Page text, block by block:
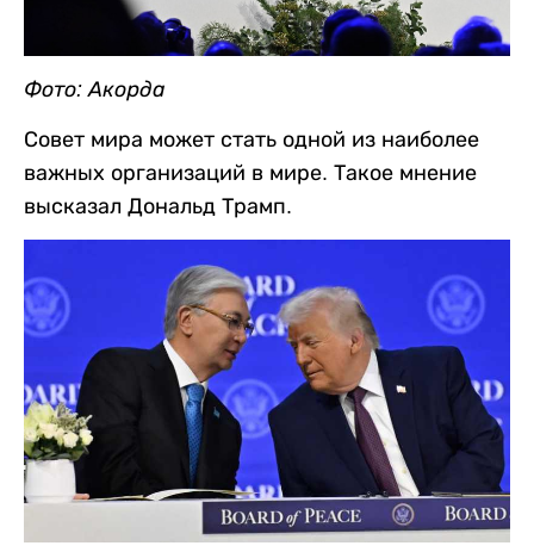
Фото: Акорда
Совет мира может стать одной из наиболее
важных организаций в мире. Такое мнение
высказал Дональд Трамп.